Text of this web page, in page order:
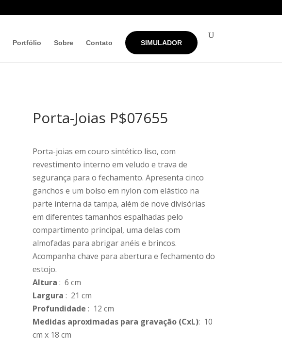
Portfólio Sobre Contato SIMULADOR
Porta-Joias P$07655
Porta-joias em couro sintético liso, com
revestimento interno em veludo e trava de
segurança para o fechamento. Apresenta cinco
ganchos e um bolso em nylon com elástico na
parte interna da tampa, além de nove divisórias
em diferentes tamanhos espalhadas pelo
compartimento principal, uma delas com
almofadas para abrigar anéis e brincos.
Acompanha chave para abertura e fechamento do
estojo.
Altura : 6 cm
Largura : 21 cm
Profundidade : 12 cm
Medidas aproximadas para gravação(CxL): 10
cm x 18 cm